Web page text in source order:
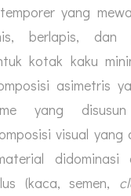
yang
berlapis, dan
kotak kaku
asimetris
yang
visual
didominasi
(kaca, semen,